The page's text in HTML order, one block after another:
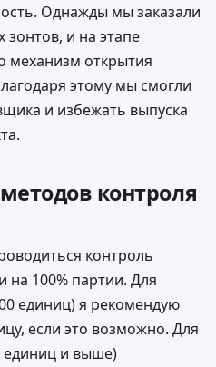
Однажды мы заказали
и на этапе
механизм открытия
этому мы смогли
и избежать выпуска
контроля
контроль
на 100% партии. Для
единиц) я рекомендую
если это возможно. Для
единиц и выше)